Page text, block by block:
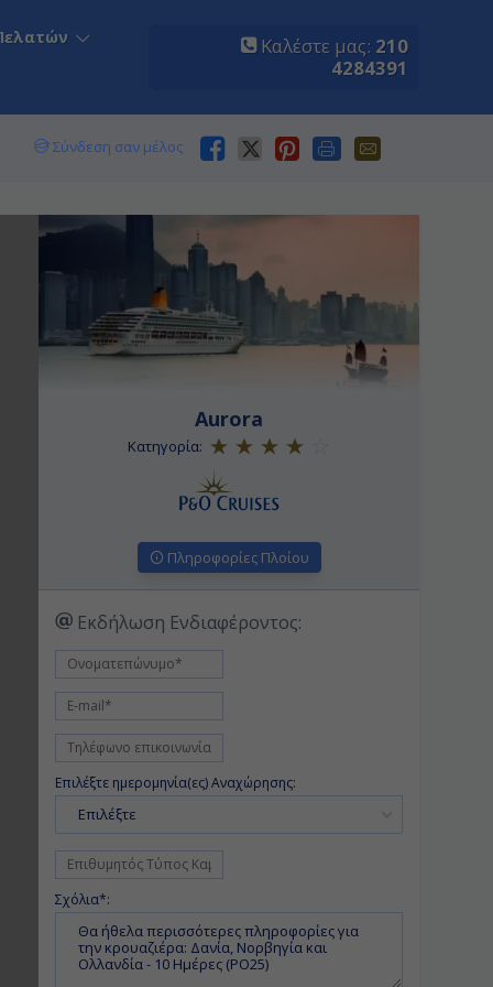
Καλέστε μας: 210
4284391
Σύνδεση σαν μέλος
Aurora
Κατηγορία:
Πληροφορίες Πλοίου
Εκδήλωση Ενδιαφέροντος:
Επιλέξτε ημερομηνία(ες) Αναχώρησης:
Επιλέξτε
Σχόλια*: